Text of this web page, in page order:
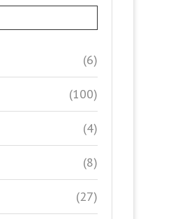
(6)
(100)
(4)
(8)
(27)